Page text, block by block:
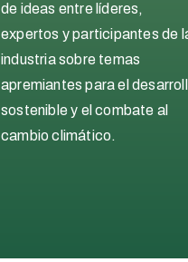
de ideas entre líderes,
expertos y participantes de
industria sobre temas
apremiantes para el
sostenible y el combate al
cambio climático.